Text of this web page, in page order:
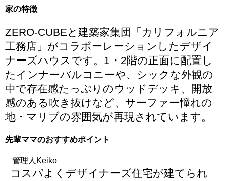
家の特徴
ZERO-CUBEと建築家集団
「カリフォルニア
工務店」がコラボーレーション したデザイ
ナーズハウスです。1・2階の正面に配置し
たインナーバルコニーや、シックな外観の
中で存在感たっぷりのウッドデッキ、開放
感のある吹き抜けなど、 サーファー憧れの
地・マリブの雰囲気が再現されています。
先輩ママのおすすめポイント
管理人Keiko
コスパよくデザイナーズ住宅が建てられ